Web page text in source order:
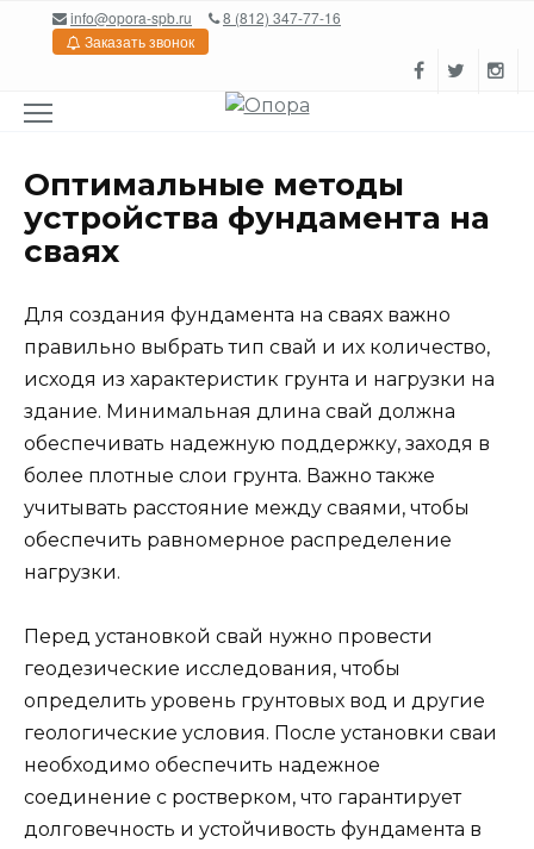
Перейтиinfo@opora-spb.ru
8 (812) 347-77-16
Заказать звонок
Оптимальные методы
устройства фундамента на
сваях
Для создания фундамента на сваях важно
правильно выбрать тип свай и их количество,
исходя из характеристик грунта и нагрузки на
здание. Минимальная длина свай должна
обеспечивать надежную поддержку, заходя в
более плотные слои грунта. Важно также
учитывать расстояние между сваями, чтобы
обеспечить равномерное распределение
нагрузки.
Перед установкой свай нужно провести
геодезические исследования, чтобы
определить уровень грунтовых вод и другие
геологические условия. После установки сваи
необходимо обеспечить надежное
соединение с ростверком, что гарантирует
долговечность и устойчивость фундамента в